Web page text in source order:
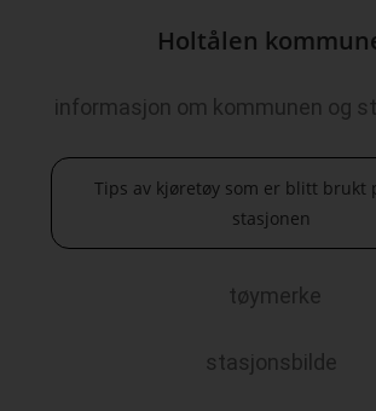
Holtålen
informasjon om kommunen og
Tips av kjøretøy som er blitt brukt
stasjonen
tøymerke
stasjonsbilde